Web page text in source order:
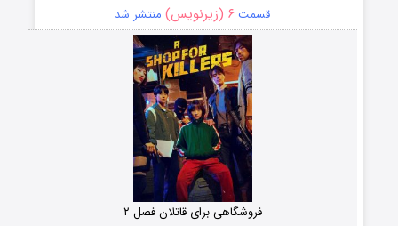
قسمت ۶ (زیرنویس) منتشر شد
فروشگاهی برای قاتلان فصل ۲